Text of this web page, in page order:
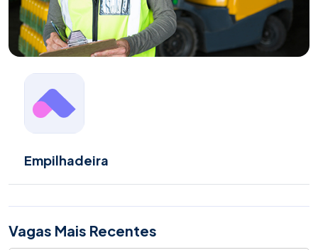
Empilhadeira
Vagas Mais Recentes